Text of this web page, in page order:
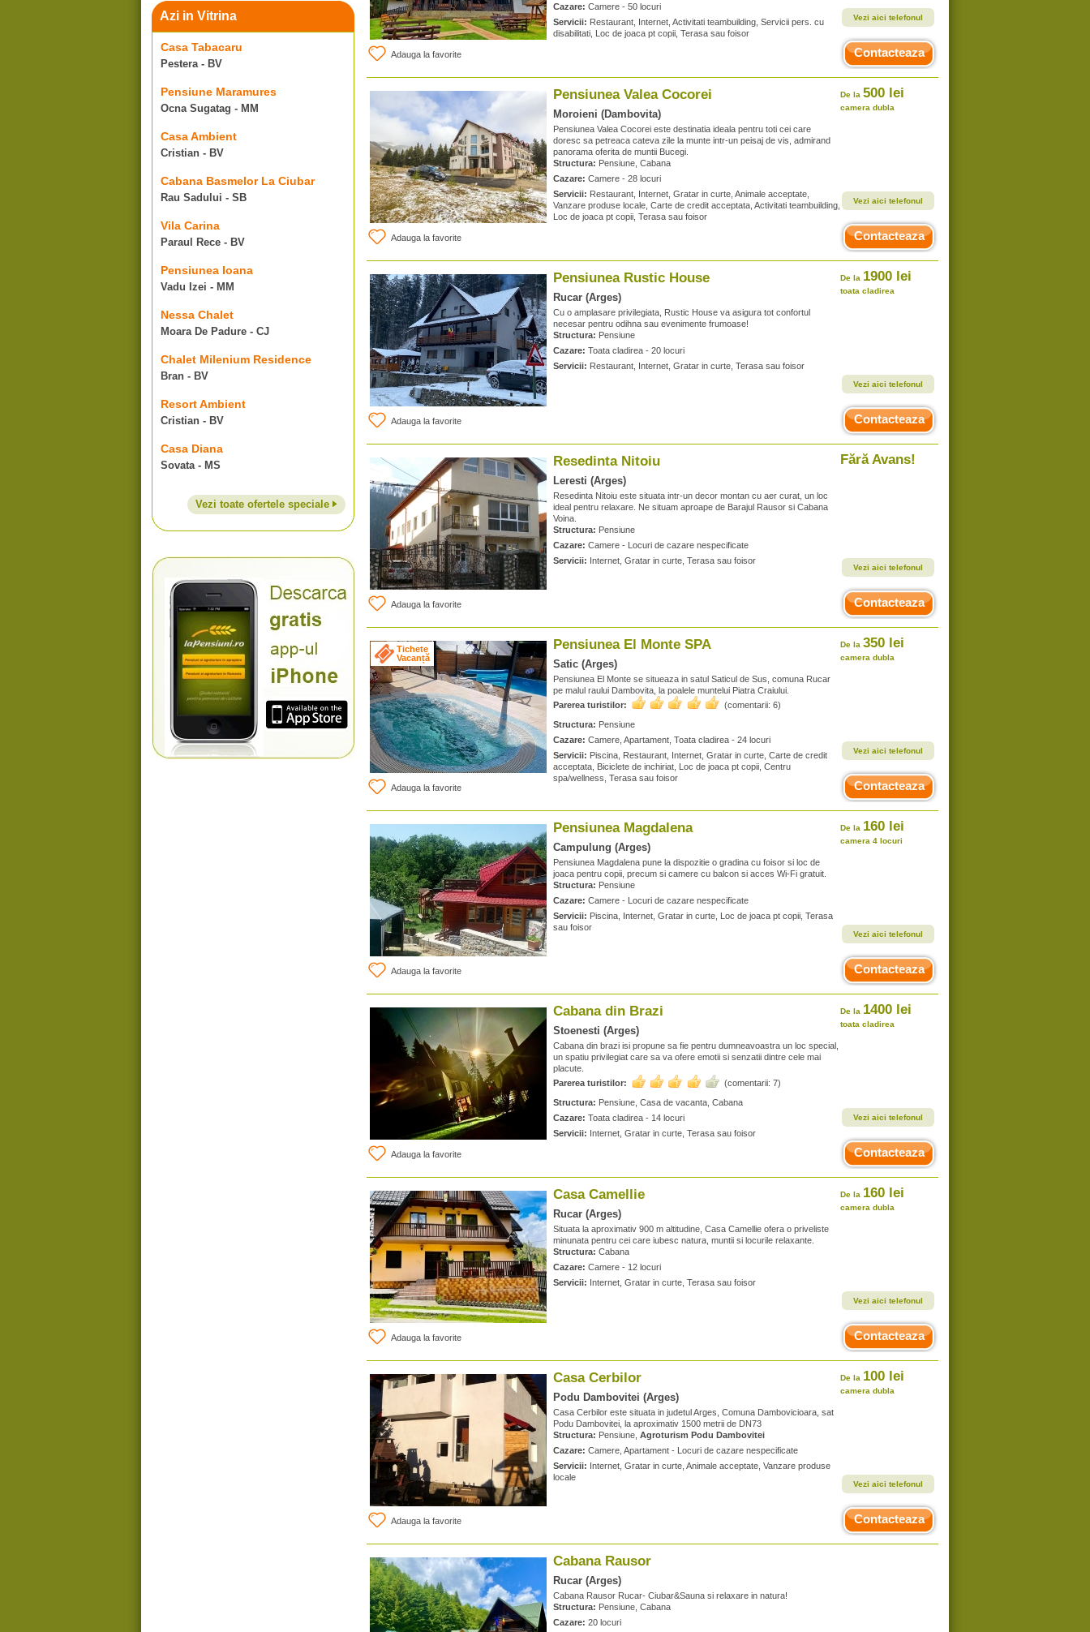
Azi in Vitrina
Casa Tabacaru
Pestera - BV
Pensiune Maramures
Ocna Sugatag - MM
Casa Ambient
Cristian - BV
Cabana Basmelor La Ciubar
Rau Sadului - SB
Vila Carina
Paraul Rece - BV
Pensiunea Ioana
Vadu Izei - MM
Nessa Chalet
Moara De Padure - CJ
Chalet Milenium Residence
Bran - BV
Resort Ambient
Cristian - BV
Casa Diana
Sovata - MS
Vezi toate ofertele speciale
Adauga la favorite
Cazare: Camere - 50 locuri
Servicii: Restaurant, Internet, Activitati teambuilding, Servicii pers. cu
disabilitati, Loc de joaca pt copii, Terasa sau foisor
Vezi aici telefonul
Contacteaza
Adauga la favorite
Pensiunea Valea Cocorei
Moroieni (Dambovita)
Pensiunea Valea Cocorei este destinatia ideala pentru toti cei care
doresc sa petreaca cateva zile la munte intr-un peisaj de vis, admirand
panorama oferita de muntii Bucegi.
Structura: Pensiune, Cabana
Cazare: Camere - 28 locuri
Servicii: Restaurant, Internet, Gratar in curte, Animale acceptate,
Vanzare produse locale, Carte de credit acceptata, Activitati teambuilding,
Loc de joaca pt copii, Terasa sau foisor
De la 500 lei
camera dubla
Vezi aici telefonul
Contacteaza
Adauga la favorite
Pensiunea Rustic House
Rucar (Arges)
Cu o amplasare privilegiata, Rustic House va asigura tot confortul
necesar pentru odihna sau evenimente frumoase!
Structura: Pensiune
Cazare: Toata cladirea - 20 locuri
Servicii: Restaurant, Internet, Gratar in curte, Terasa sau foisor
De la 1900 lei
toata cladirea
Vezi aici telefonul
Contacteaza
Adauga la favorite
Resedinta Nitoiu
Leresti (Arges)
Resedinta Nitoiu este situata intr-un decor montan cu aer curat, un loc
ideal pentru relaxare. Ne situam aproape de Barajul Rausor si Cabana
Voina.
Structura: Pensiune
Cazare: Camere - Locuri de cazare nespecificate
Servicii: Internet, Gratar in curte, Terasa sau foisor
Fără Avans!
Vezi aici telefonul
Contacteaza
Tichete
Vacanță
Adauga la favorite
Pensiunea El Monte SPA
Satic (Arges)
Pensiunea El Monte se situeaza in satul Saticul de Sus, comuna Rucar
pe malul raului Dambovita, la poalele muntelui Piatra Craiului.
Parerea turistilor:
(comentarii: 6)
Structura: Pensiune
Cazare: Camere, Apartament, Toata cladirea - 24 locuri
Servicii: Piscina, Restaurant, Internet, Gratar in curte, Carte de credit
acceptata, Biciclete de inchiriat, Loc de joaca pt copii, Centru
spa/wellness, Terasa sau foisor
De la 350 lei
camera dubla
Vezi aici telefonul
Contacteaza
Adauga la favorite
Pensiunea Magdalena
Campulung (Arges)
Pensiunea Magdalena pune la dispozitie o gradina cu foisor si loc de
joaca pentru copii, precum si camere cu balcon si acces Wi-Fi gratuit.
Structura: Pensiune
Cazare: Camere - Locuri de cazare nespecificate
Servicii: Piscina, Internet, Gratar in curte, Loc de joaca pt copii, Terasa
sau foisor
De la 160 lei
camera 4 locuri
Vezi aici telefonul
Contacteaza
Adauga la favorite
Cabana din Brazi
Stoenesti (Arges)
Cabana din brazi isi propune sa fie pentru dumneavoastra un loc special,
un spatiu privilegiat care sa va ofere emotii si senzatii dintre cele mai
placute.
Parerea turistilor:
(comentarii: 7)
Structura: Pensiune, Casa de vacanta, Cabana
Cazare: Toata cladirea - 14 locuri
Servicii: Internet, Gratar in curte, Terasa sau foisor
De la 1400 lei
toata cladirea
Vezi aici telefonul
Contacteaza
Adauga la favorite
Casa Camellie
Rucar (Arges)
Situata la aproximativ 900 m altitudine, Casa Camellie ofera o priveliste
minunata pentru cei care iubesc natura, muntii si locurile relaxante.
Structura: Cabana
Cazare: Camere - 12 locuri
Servicii: Internet, Gratar in curte, Terasa sau foisor
De la 160 lei
camera dubla
Vezi aici telefonul
Contacteaza
Adauga la favorite
Casa Cerbilor
Podu Dambovitei (Arges)
Casa Cerbilor este situata in judetul Arges, Comuna Dambovicioara, sat
Podu Dambovitei, la aproximativ 1500 metrii de DN73
Structura: Pensiune, Agroturism Podu Dambovitei
Cazare: Camere, Apartament - Locuri de cazare nespecificate
Servicii: Internet, Gratar in curte, Animale acceptate, Vanzare produse
locale
De la 100 lei
camera dubla
Vezi aici telefonul
Contacteaza
Cabana Rausor
Rucar (Arges)
Cabana Rausor Rucar- Ciubar&Sauna si relaxare in natura!
Structura: Pensiune, Cabana
Cazare: 20 locuri